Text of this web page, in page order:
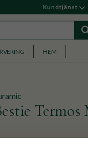
Kundtjänst
HEM
i form av en ko,
eller varm i timmar